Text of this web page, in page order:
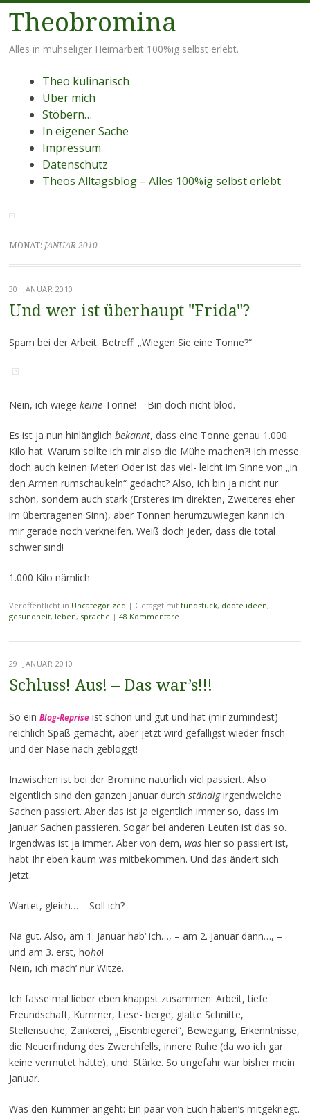
Theobromina
Alles in mühseliger Heimarbeit 100%ig selbst erlebt.
Menü
Zum Inhalt springen
Theo kulinarisch
Über mich
Stöbern…
In eigener Sache
Impressum
Datenschutz
Theos Alltagsblog – Alles 100%ig selbst erlebt
MONAT: JANUAR 2010
30. JANUAR 2010
Und wer ist überhaupt "Frida"?
Spam bei der Arbeit. Betreff: „Wiegen Sie eine Tonne?“
Nein, ich wiege keineTonne! – Bin doch nicht blöd.
Es ist ja nun hinlänglich bekannt, dass eine Tonne genau 1.000
Kilo hat. Warum sollte ich mir also die Mühe machen?! Ich messe
doch auch keinen Meter! Oder ist das viel- leicht im Sinne von „in
den Armen rumschaukeln“ gedacht? Also, ich bin ja nicht nur
schön, sondern auch stark (Ersteres im direkten, Zweiteres eher
im übertragenen Sinn), aber Tonnen herumzuwiegen kann ich
mir gerade noch verkneifen. Weiß doch jeder, dass die total
schwer sind!
1.000 Kilo nämlich.
Veröffentlicht in Uncategorized | Getaggt mit fundstück, doofe ideen,
gesundheit, leben, sprache | 48 Kommentare
29. JANUAR 2010
Schluss! Aus! – Das war’s!!!
So ein Blog-Repriseist schön und gut und hat (mir zumindest)
reichlich Spaß gemacht, aber jetzt wird gefälligst wieder frisch
und der Nase nach gebloggt!
Inzwischen ist bei der Bromine natürlich viel passiert. Also
eigentlich sind den ganzen Januar durch ständigirgendwelche
Sachen passiert. Aber das ist ja eigentlich immer so, dass im
Januar Sachen passieren. Sogar bei anderen Leuten ist das so.
Irgendwas ist ja immer. Aber von dem, washier so passiert ist,
habt Ihr eben kaum was mitbekommen. Und das ändert sich
jetzt.
Wartet, gleich… – Soll ich?
Na gut. Also, am 1. Januar hab‘ ich…, – am 2. Januar dann…, –
und am 3. erst, hoho!
Nein, ich mach‘ nur Witze.
Ich fasse mal lieber eben knappst zusammen: Arbeit, tiefe
Freundschaft, Kummer, Lese- berge, glatte Schnitte,
Stellensuche, Zankerei, „Eisenbiegerei“, Bewegung, Erkenntnisse,
die Neuerfindung des Zwerchfells, innere Ruhe (da wo ich gar
keine vermutet hätte), und: Stärke. So ungefähr war bisher mein
Januar.
Was den Kummer angeht: Ein paar von Euch haben’s mitgekriegt.